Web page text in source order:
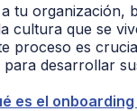
tu organización,
cultura que se
proceso es
desarrollar
es el